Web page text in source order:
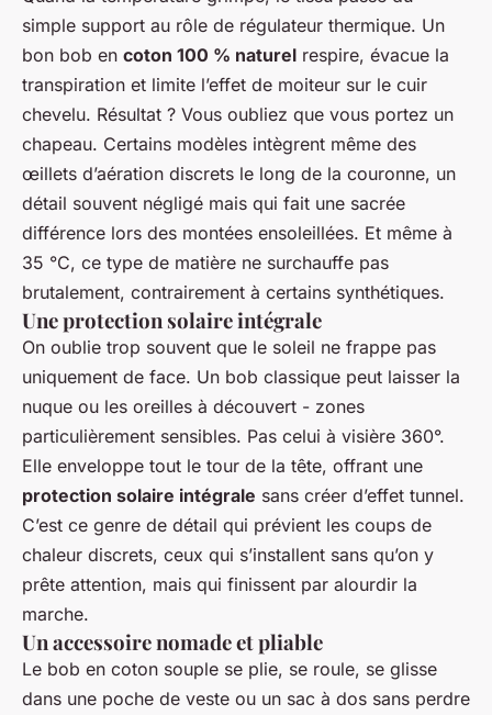
simple support au rôle de régulateur thermique. Un
bon bob en coton 100 % naturel respire, évacue la
transpiration et limite l’effet de moiteur sur le cuir
chevelu. Résultat ? Vous oubliez que vous portez un
chapeau. Certains modèles intègrent même des
œillets d’aération discrets le long de la couronne, un
détail souvent négligé mais qui fait une sacrée
différence lors des montées ensoleillées. Et même à
35 °C, ce type de matière ne surchauffe pas
brutalement, contrairement à certains synthétiques.
Une protection solaire intégrale
On oublie trop souvent que le soleil ne frappe pas
uniquement de face. Un bob classique peut laisser la
nuque ou les oreilles à découvert - zones
particulièrement sensibles. Pas celui à visière 360°.
Elle enveloppe tout le tour de la tête, offrant une
protection solaire intégrale sans créer d’effet tunnel.
C’est ce genre de détail qui prévient les coups de
chaleur discrets, ceux qui s’installent sans qu’on y
prête attention, mais qui finissent par alourdir la
marche.
Un accessoire nomade et pliable
Le bob en coton souple se plie, se roule, se glisse
dans une poche de veste ou un sac à dos sans perdre